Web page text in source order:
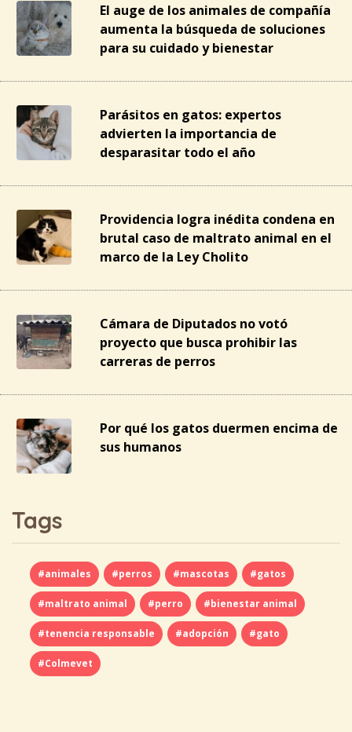
El auge de los animales de compañía
aumenta la búsqueda de soluciones
para su cuidado y bienestar
Parásitos en gatos: expertos
advierten la importancia de
desparasitar todo el año
Providencia logra inédita condena en
brutal caso de maltrato animal en el
marco de la Ley Cholito
Cámara de Diputados no votó
proyecto que busca prohibir las
carreras de perros
Por qué los gatos duermen encima de
sus humanos
Tags
#animales #perros #mascotas #gatos
#maltrato animal #perro #bienestar animal
#tenencia responsable #adopción #gato
#Colmevet